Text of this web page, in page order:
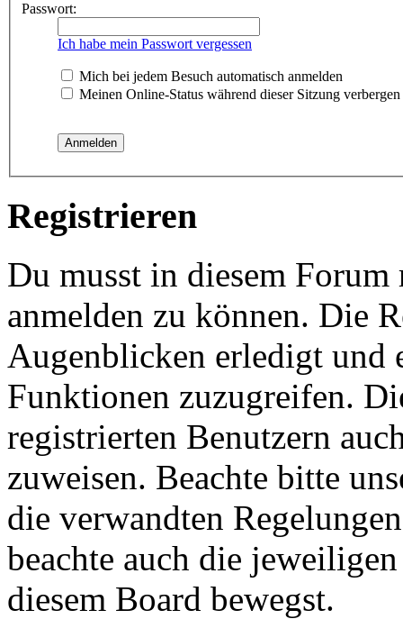
Passwort:
Ich habe mein Passwort vergessen
Mich bei jedem Besuch automatisch anmelden
Meinen Online-Status während dieser Sitzung verbergen
Registrieren
Du musst in diesem
anmelden zu können. Die
Augenblicken erledigt und
Funktionen zuzugreifen.
registrierten Benutzern
zuweisen. Beachte bitte
die verwandten
beachte auch die
diesem Board bewegst.